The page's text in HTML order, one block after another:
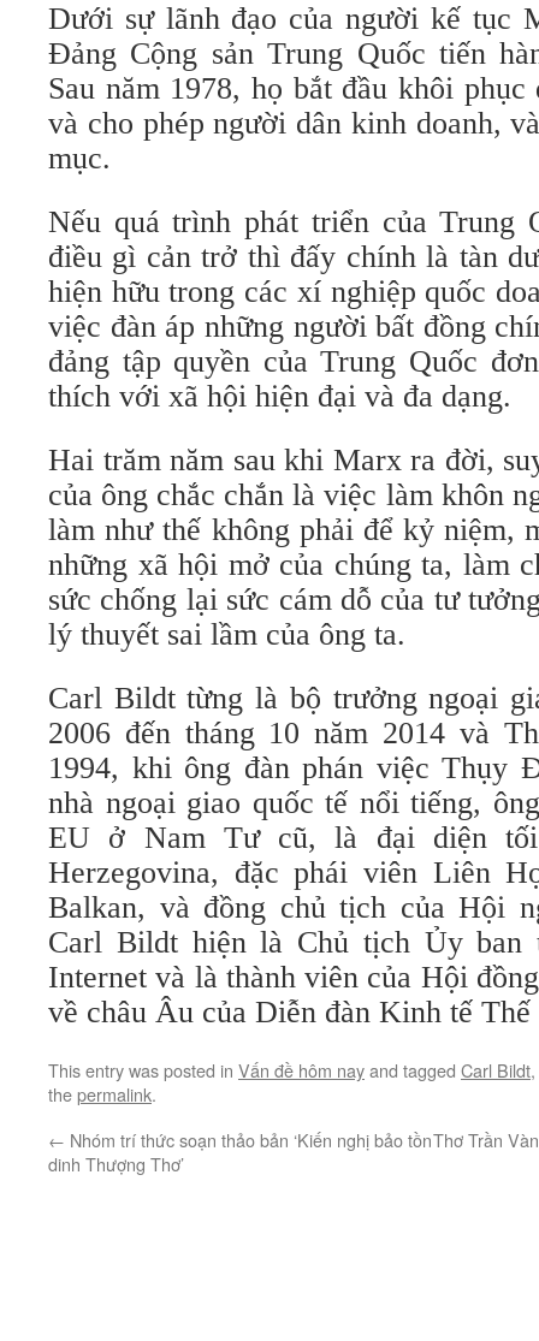
Dưới sự lãnh đạo của người kế tục
Đảng Cộng sản Trung Quốc tiến
Sau năm 1978, họ bắt đầu khôi
và cho phép người dân kinh doanh,
mục.
Nếu quá trình phát triển của Trung
điều gì cản trở thì đấy chính là tàn
hiện hữu trong các xí nghiệp quốc
việc đàn áp những người bất đồng
đảng tập quyền của Trung Quốc
thích với xã hội hiện đại và đa dạng.
Hai trăm năm sau khi Marx ra đời,
của ông chắc chắn là việc làm khôn
làm như thế không phải để kỷ niệm,
những xã hội mở của chúng ta, làm
sức chống lại sức cám dỗ của tư
lý thuyết sai lầm của ông ta.
Carl Bildt từng là bộ trưởng ngoại
2006 đến tháng 10 năm 2014 và
1994, khi ông đàn phán việc Thụy
nhà ngoại giao quốc tế nổi tiếng,
EU ở Nam Tư cũ, là đại diện
Herzegovina, đặc phái viên Liên
Balkan, và đồng chủ tịch của Hội
Carl Bildt hiện là Chủ tịch Ủy ban
Internet và là thành viên của Hội
về châu Âu của Diễn đàn Kinh tế
This entry was posted in Vấn đề hôm nayand tagged Carl Bildt,
thepermalink.
← Nhóm trí thức soạn thảo bản ‘Kiến nghị bảo tồn
dinh Thượng Thơ’
Thơ Trần